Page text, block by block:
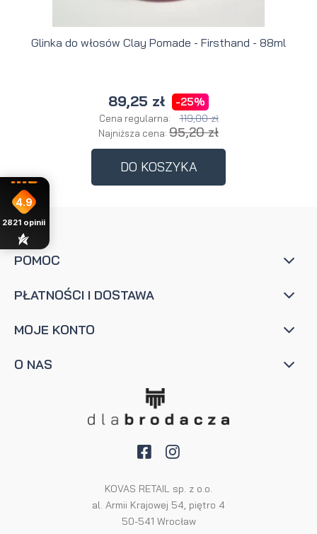
Glinka do włosów Clay Pomade - Firsthand - 88ml
89,25 zł -25%
Cena regularna: 119,00 zł
Najniższa cena: 95,20 zł
DO KOSZYKA
POMOC
PŁATNOŚCI I DOSTAWA
MOJE KONTO
O NAS
KOVAS RETAIL sp. z o.o.
al. Armii Krajowej 54, piętro 4
50-541 Wrocław
4.9
2821 opinii